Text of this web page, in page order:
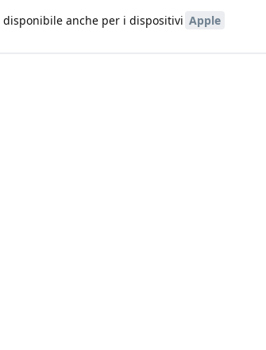
disponibile anche per i dispositivi Apple